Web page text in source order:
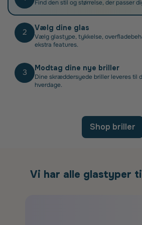
Find den stil og størrelse, der passer
2 Vælg dine glas
Vælg glastype, tykkelse,
ekstra features.
3 Modtag dine nye briller
Dine skræddersyede briller leveres til
hverdage.
Shop briller
Vi har alle glastyper